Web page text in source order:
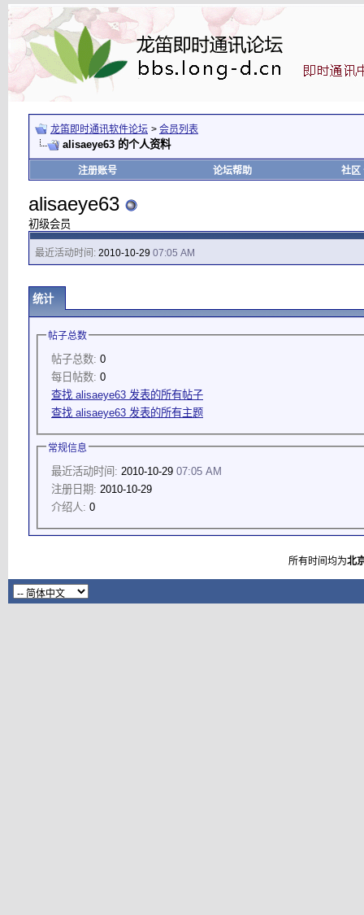
龙笛即时通讯软件论坛 > 会员列表
alisaeye63 的个人资料
注册账号 论坛帮助 社区
alisaeye63
初级会员
最近活动时间: 2010-10-29 07:05 AM
统计
帖子总数
帖子总数: 0
每日帖数: 0
查找 alisaeye63 发表的所有帖子
查找 alisaeye63 发表的所有主题
常规信息
最近活动时间: 2010-10-29 07:05 AM
注册日期: 2010-10-29
介绍人: 0
所有时间均为北